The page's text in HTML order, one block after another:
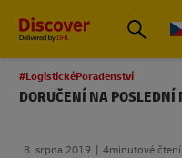
#LogistickéPoradenství
DORUČENÍ NA
8. srpna 2019 4minutové čtení